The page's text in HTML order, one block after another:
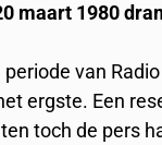
maart 1980
van
ergste. Een
toch de pers